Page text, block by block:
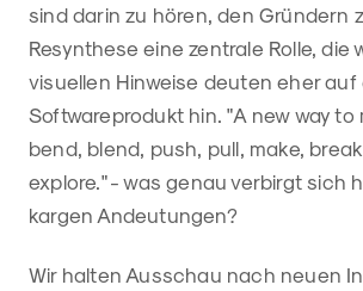
sind darin zu hören, den Gründern
Resynthese eine zentrale Rolle, die
visuellen Hinweise deuten eher auf
Softwareprodukt hin. "A new way to
bend, blend, push, pull, make,
explore." - was genau verbirgt sich
kargen Andeutungen?
Wir halten Ausschau nach neuen